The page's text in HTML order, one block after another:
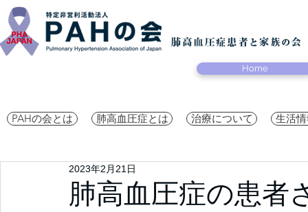
Home
PAHの会とは 肺高血圧症とは 治療について 生活
肺高血圧症の患者
2023年2月21日